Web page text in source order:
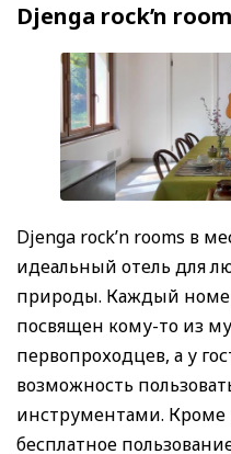
Djenga rock’n
Djenga rock’n rooms в
идеальный отель для
природы. Каждый
посвящен кому-то из
первопроходцев, а у
возможность
инструментами. Кроме
бесплатное